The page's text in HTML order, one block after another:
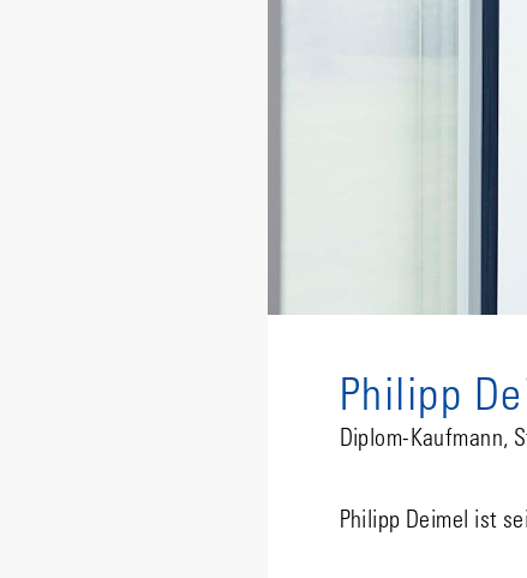
Philipp
Diplom-Kaufmann,
Philipp Deimel ist